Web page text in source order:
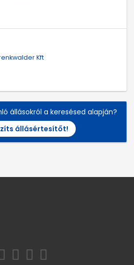
Kft
állásokról a keresésed alapján?
állásértesítőt!